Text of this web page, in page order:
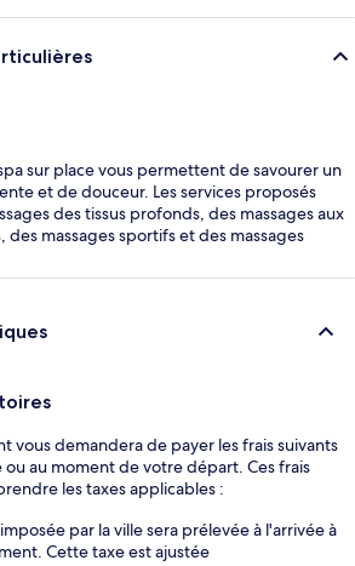
sur place vous permettent de savourer un
et de douceur. Les services proposés
des tissus profonds, des massages aux
des massages sportifs et des massages
vous demandera de payer les frais suivants
ou au moment de votre départ. Ces frais
les taxes applicables :
imposée par la ville sera prélevée à l'arrivée à
Cette taxe est ajustée